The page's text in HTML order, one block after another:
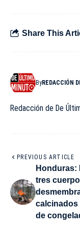
Share This
ByREDACCIÓN
Redacción de De
PREVIOUS ARTICLE
Honduras:
tres
calcinados
de